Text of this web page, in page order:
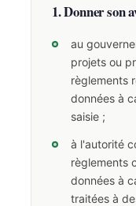
1. Donner son
au
projets ou
règlements
données à
saisie ;
à l'autorité
règlements
données à
traitées à